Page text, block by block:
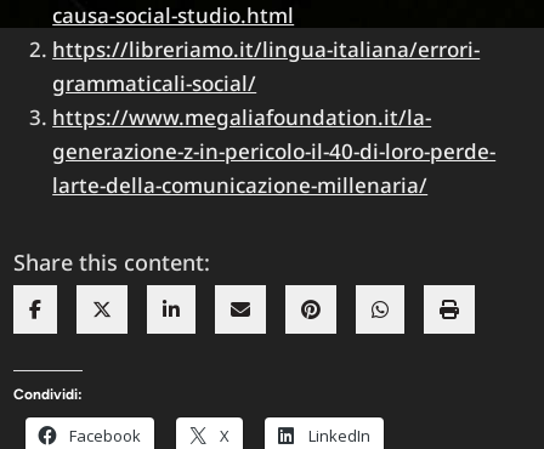
causa-social-studio.html
https://libreriamo.it/lingua-italiana/errori-
grammaticali-social/
https://www.megaliafoundation.it/la-
generazione-z-in-pericolo-il-40-di-loro-perde-
larte-della-comunicazione-millenaria/
Share this content:
Condividi:
Facebook X LinkedIn